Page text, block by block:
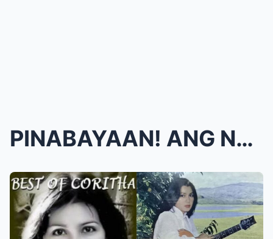
PINABAYAAN! ANG NAKAKAAWANG SINAPIT NI CORITHA, AN...